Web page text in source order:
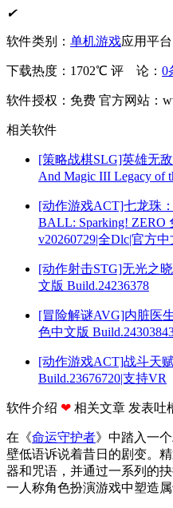
✔
软件类别： 单机游戏应用平
下载热度：1702℃ 评 论： 0
软件授权：免费 官方网站：
相关软件
[策略战棋SLG]英雄无
And Magic III Legacy of
[动作游戏ACT]七龙珠
BALL: Sparking! ZERO
v20260729|全Dlc|官方中
[动作射击STG]无光之
文版 Build.24236378
[冒险解谜AVG]内脏医
色中文版
[动作游戏ACT]战斗天
Build.23676720|支持VR
软件介绍 ❤ 相关文章 发表吐
在《命运守护者》中踏入一
壁低语诉说着昔日的剧变。
器和咒语，并通过一系列的
一人称角色扮演游戏中塑造属